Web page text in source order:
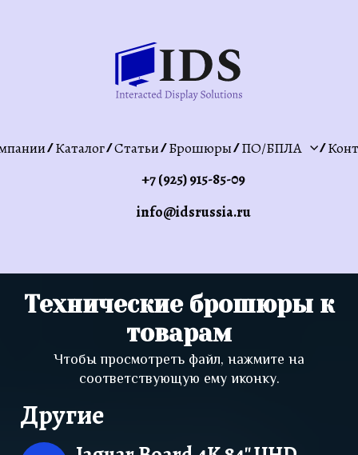
Каталог Статьи Брошюры ПО/БПЛА
+7 (925) 915-85-09
info@idsrussia.ru
Другие
Чтобы просмотреть файл, нажмите на
соответствующую ему иконку.
Технические брошюры к
товарам